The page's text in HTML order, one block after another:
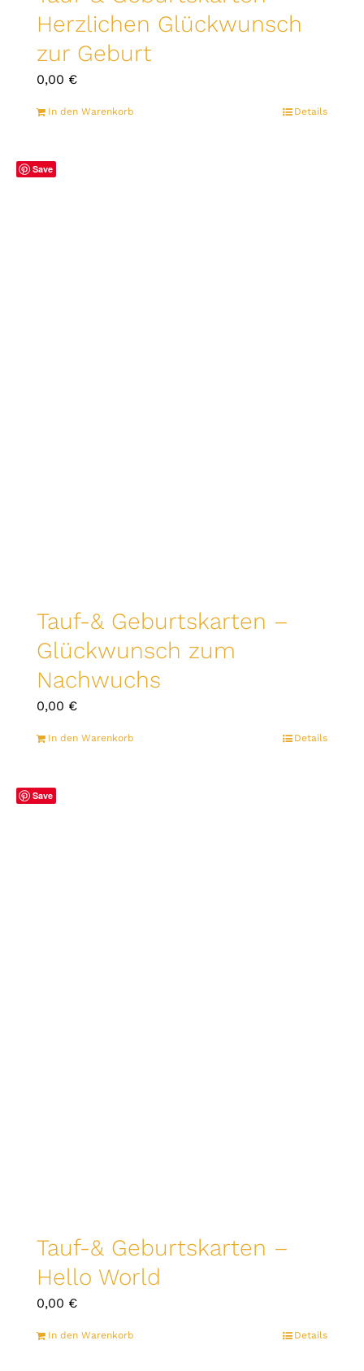
Herzlichen Glückwunsch
zur Geburt
0,00 €
In den Warenkorb Details
Save
Tauf-& Geburtskarten –
Glückwunsch zum
Nachwuchs
0,00 €
In den Warenkorb Details
Save
Tauf-& Geburtskarten –
Hello World
0,00 €
In den Warenkorb Details